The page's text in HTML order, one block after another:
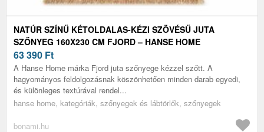
NATÚR SZÍNŰ KÉTOLDALAS-KÉZI SZÖVÉSŰ JUTA
SZŐNYEG 160X230 CM FJORD – HANSE HOME
63 390 Ft
A Hanse Home márka Fjord juta szőnyege kézzel szőtt. A
hagyományos feldolgozásnak köszönhetően minden darab egyedi,
és különleges textúrával rendel...
hanse home, kategóriák, szőnyegek és lábtörlők, szőnyegek
bonami.hu